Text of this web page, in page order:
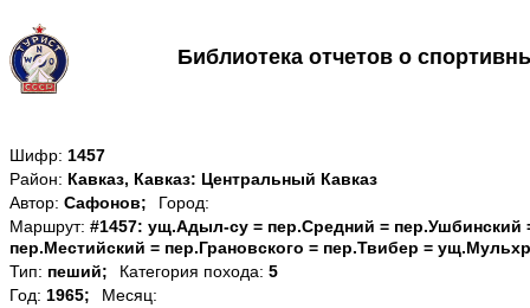
Библиотека отчетов о
Шифр: 1457
Район: Кавказ, Кавказ: Центральный Кавказ
Автор: Сафонов;
Город:
Маршрут: #1457: ущ.Адыл-су = пер.Средний =
пер.Местийский = пер.Грановского = пер.Твибер =
Тип: пеший; Категория похода: 5
Год: 1965;
Месяц: